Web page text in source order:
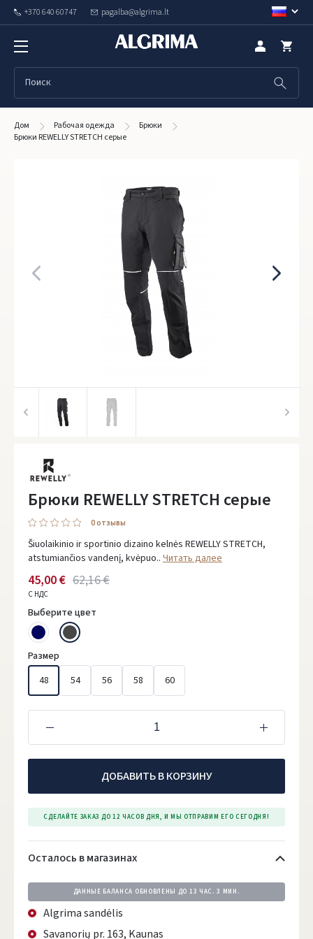
+370 640 60747 pagalba@algrima.lt
Дом Рабочая одежда
Брюки
Брюки REWELLY STRETCH серые
Брюки REWELLY STRETCH серые
0 oтзывы
Šiuolaikinio ir sportinio dizaino kelnės REWELLY STRETCH,
atstumiančios vandenį, kvėpuo.. Читать далее
62,16 €
45,00 €
С НДС
Выберите цвет
Размер
48
54 56 58 60
ДОБАВИТЬ В КОРЗИНУ
СДЕЛАЙТЕ ЗАКАЗ ДО 12 ЧАСОВ ДНЯ, И МЫ ОТПРАВИМ ЕГО СЕГОДНЯ!
Осталось в магазинах
ДАННЫЕ БАЛАНСА ОБНОВЛЕНЫ ДО 13 ЧАС. 3 МИН.
Algrima sandėlis
Savanorių pr. 163, Kaunas